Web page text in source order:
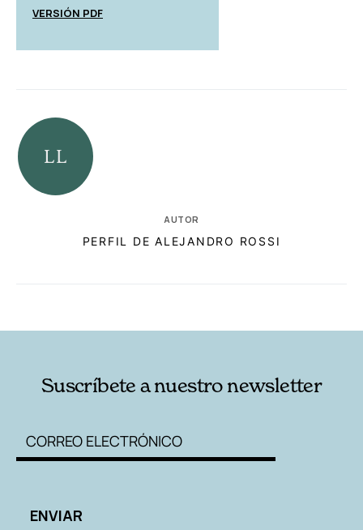
VERSIÓN PDF
AUTOR
PERFIL DE ALEJANDRO ROSSI
Suscríbete a nuestro newsletter